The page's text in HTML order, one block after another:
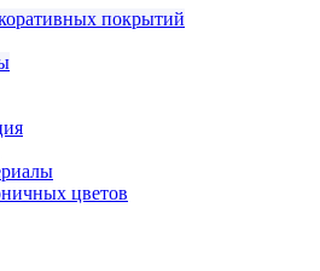
покрытий
цветов